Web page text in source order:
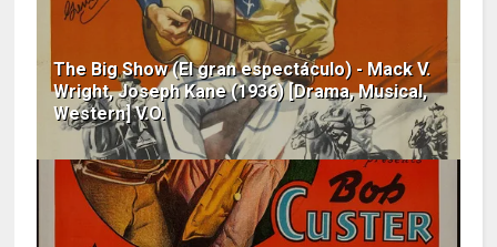
The Big Show (El gran espectáculo) - Mack V.
Wright, Joseph Kane (1936) [Drama, Musical,
Western] V.O.